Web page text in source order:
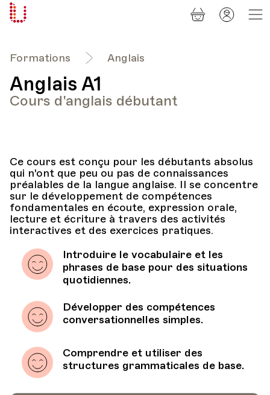
Formations Anglais
Anglais A1
Cours d'anglais débutant
Ce cours est conçu pour les débutants absolus
qui n'ont que peu ou pas de connaissances
préalables de la langue anglaise. Il se concentre
sur le développement de compétences
fondamentales en écoute, expression orale,
lecture et écriture à travers des activités
interactives et des exercices pratiques.
Introduire le vocabulaire et les
phrases de base pour des situations
quotidiennes.
Développer des compétences
conversationnelles simples.
Comprendre et utiliser des
structures grammaticales de base.
Panier
Mon